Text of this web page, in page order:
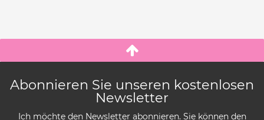
Abonnieren Sie unseren kostenlosen
Newsletter
Ich möchte den Newsletter abonnieren. Sie können den